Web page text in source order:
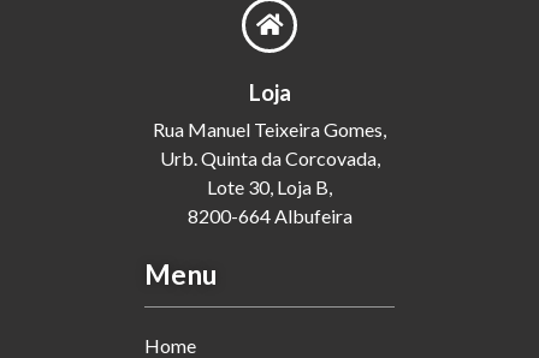
Loja
Rua Manuel Teixeira Gomes,
Urb. Quinta da Corcovada,
Lote 30, Loja B,
8200-664 Albufeira
Menu
Home